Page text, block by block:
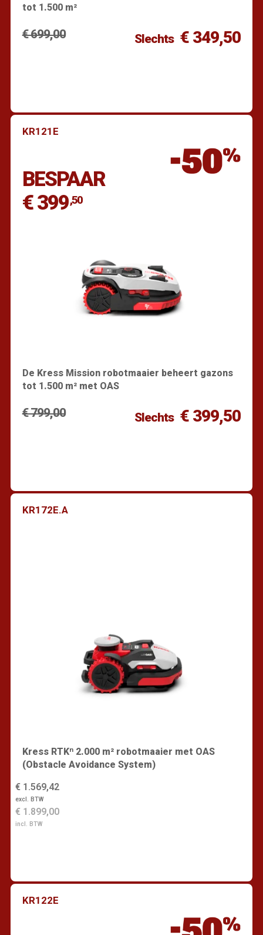
tot 1.500 m²
€ 699,00 Slechts € 349,50
KR121E
BESPAAR
€ 399,50
De Kress Mission robotmaaier beheert gazons
tot 1.500 m² met OAS
€ 799,00 Slechts € 399,50
KR172E.A
Kress RTKⁿ 2.000 m² robotmaaier met OAS
(Obstacle Avoidance System)
€ 1.569,42
excl. BTW
€ 1.899,00
incl. BTW
KR122E